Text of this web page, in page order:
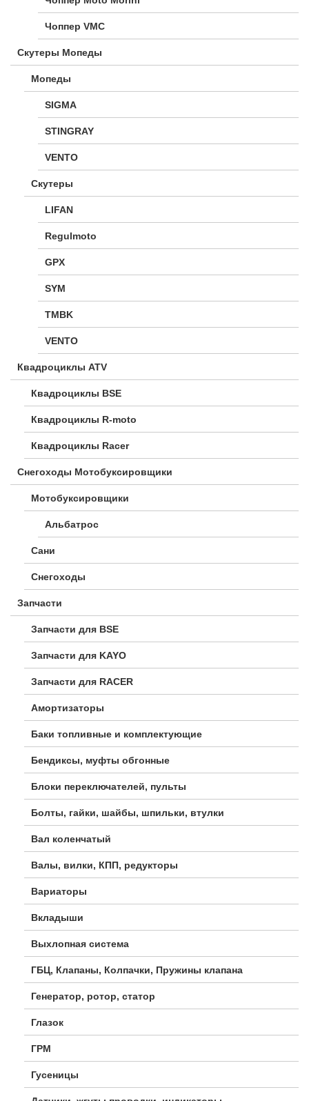
Чоппер VMC
Скутеры Мопеды
Мопеды
SIGMA
STINGRAY
VENTO
Скутеры
LIFAN
Regulmoto
GPX
SYM
TMBK
VENTO
Квадроциклы ATV
Квадроциклы BSE
Квадроциклы R-moto
Квадроциклы Racer
Снегоходы Мотобуксировщики
Мотобуксировщики
Альбатрос
Сани
Снегоходы
Запчасти
Запчасти для BSE
Запчасти для KAYO
Запчасти для RACER
Амортизаторы
Баки топливные и комплектующие
Бендиксы, муфты обгонные
Блоки переключателей, пульты
Болты, гайки, шайбы, шпильки, втулки
Вал коленчатый
Валы, вилки, КПП, редукторы
Вариаторы
Вкладыши
Выхлопная система
ГБЦ, Клапаны, Колпачки, Пружины клапана
Генератор, ротор, статор
Глазок
ГРМ
Гусеницы